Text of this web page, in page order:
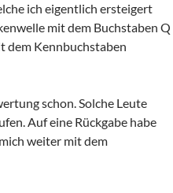
ich eigentlich ersteigert
mit dem Buchstaben Q
dem Kennbuchstaben
schon. Solche Leute
Auf eine Rückgabe habe
weiter mit dem